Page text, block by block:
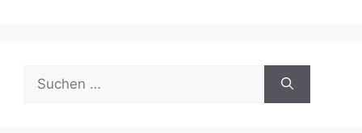
Suche
nach: